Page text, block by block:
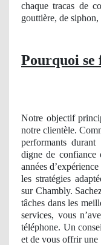
chaque tracas de
gouttière, de
Pourquoi se
Notre objectif
notre clientèle.
performants
digne de confiance
années
les stratégies
sur Chambly.
tâches dans les
services, vous
téléphone. Un
et de vous offrir